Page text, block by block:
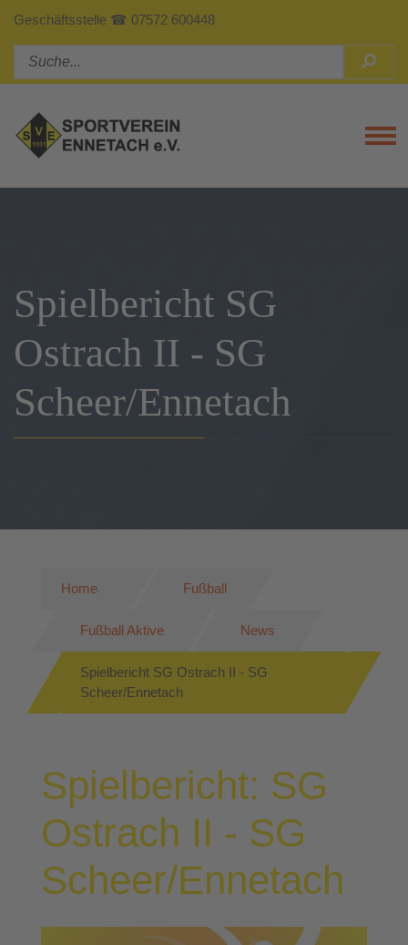
Geschäftsstelle ☎ 07572 600448
Spielbericht SG
Ostrach II - SG
Scheer/Ennetach
Home Fußball
Fußball Aktive News
Spielbericht SG Ostrach II - SG
Scheer/Ennetach
Spielbericht: SG
Ostrach II - SG
Scheer/Ennetach